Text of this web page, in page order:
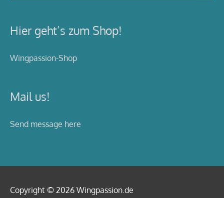
Hier geht’s zum Shop!
Wingpassion-Shop
Mail us!
Send message here
Copyright © 2026Wingpassion.de